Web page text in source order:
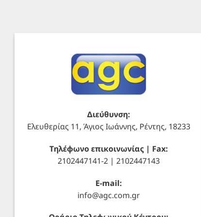
Διεύθυνση:
Ελευθερίας 11, Άγιος Ιωάννης, Ρέντης, 18233
Τηλέφωνο επικοινωνίας | Fax:
2102447141-2 | 2102447143
E-mail:
info@agc.com.gr